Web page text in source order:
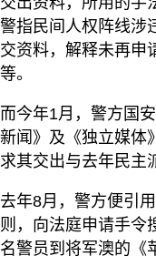
警指民间人权阵线涉
交资料，解释未再申
等。
而今年1月，警方国
新闻》及《独立媒体
求其交出与去年民主
去年8月，警方便引
则，向法庭申请手令
名警员到将军澳的《